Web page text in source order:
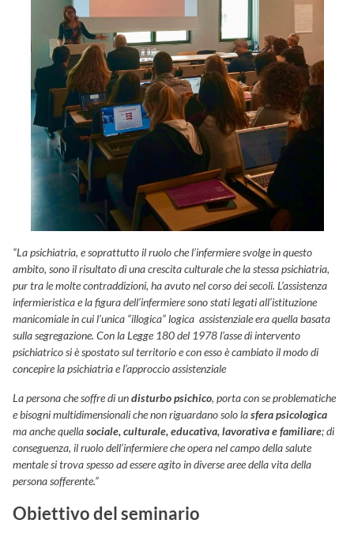
“La psichiatria, e soprattutto il ruolo che l’infermiere svolge in questo
ambito, sono il risultato di una crescita culturale che la stessa psichiatria,
pur tra le molte contraddizioni, ha avuto nel corso dei secoli. L’assistenza
infermieristica e la figura dell’infermiere sono stati legati all’istituzione
manicomiale in cui l’unica “illogica” logica assistenziale era quella basata
sulla segregazione. Con la Legge 180 del 1978 l’asse di intervento
psichiatrico si è spostato sul territorio e con esso è cambiato il modo di
concepire la psichiatria e l’approccio assistenziale
La persona che soffre di undisturbo psichico, porta con se problematiche
e bisogni multidimensionali che non riguardano solo lasfera psicologica
ma anche quellasociale, culturale, educativa, lavorativa e familiare; di
conseguenza, il ruolo dell’infermiere che opera nel campo della salute
mentale si trova spesso ad essere agito in diverse aree della vita della
persona sofferente.”
Obiettivo del seminario